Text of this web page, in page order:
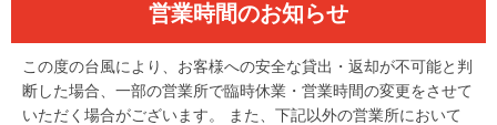
営業時間のお知らせ
この度の台風により、お客様への安全な貸出・返却が不可能と判
断した場合、一部の営業所で臨時休業・営業時間の変更をさせて
いただく場合がございます。 また、下記以外の営業所において